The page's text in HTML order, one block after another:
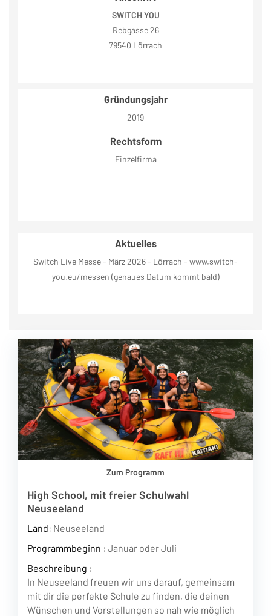
SWITCH YOU
Rebgasse 26
79540 Lörrach
Gründungsjahr
2019
Rechtsform
Einzelfirma
Aktuelles
Switch Live Messe - März 2026 - Lörrach - www.switch-
you.eu/messen (genaues Datum kommt bald)
Zum Programm
High School, mit freier Schulwahl
Neuseeland
Land: Neuseeland
Programmbeginn : Januar oder Juli
Beschreibung :
In Neuseeland freuen wir uns darauf, gemeinsam
mit dir die perfekte Schule zu finden, die deinen
Wünschen und Vorstellungen so nah wie möglich